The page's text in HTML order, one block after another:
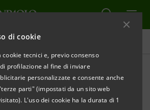
di cookie
tecnici e, previo consenso
profilazione al fine di inviare
personalizzate e consente anche
parti" (impostati da un sito web
L'uso dei cookie ha la durata di 1
CONCLUSO IL COLLOCAMENTO
LOWER TIER II CON